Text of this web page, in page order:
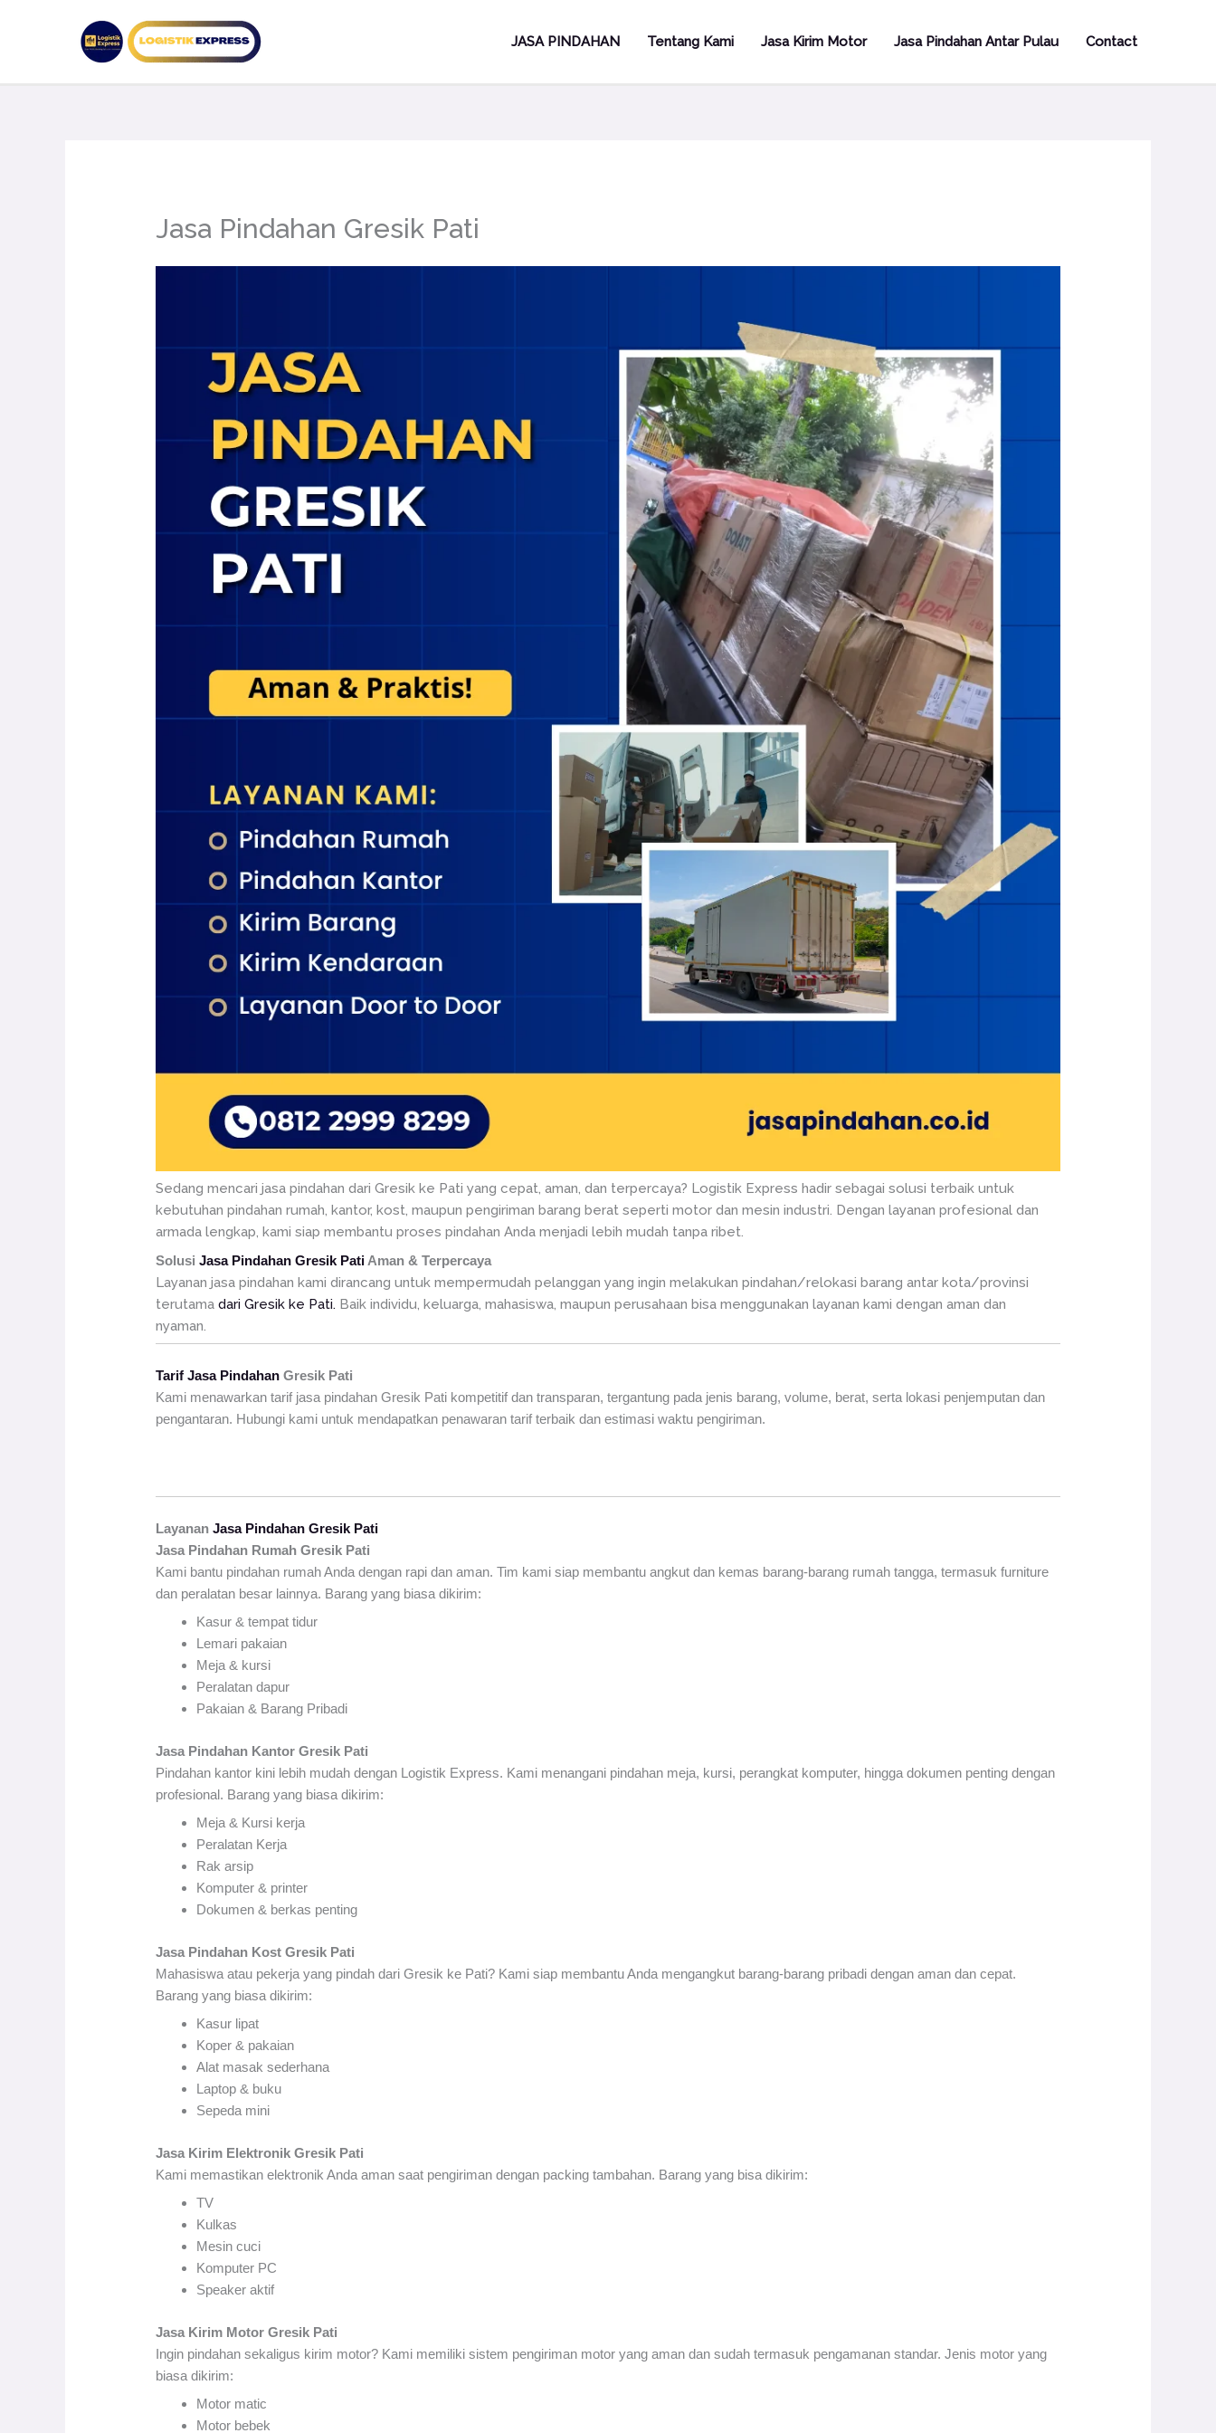
JASA PINDAHAN Tentang Kami Jasa Kirim Motor Jasa Pindahan Antar Pulau Contact
Jasa Pindahan Gresik Pati
Sedang mencari jasa pindahan dari Gresik ke Pati yang cepat, aman, dan terpercaya? Logistik Express hadir sebagai solusi terbaik untuk
kebutuhan pindahan rumah, kantor, kost, maupun pengiriman barang berat seperti motor dan mesin industri. Dengan layanan profesional dan
armada lengkap, kami siap membantu proses pindahan Anda menjadi lebih mudah tanpa ribet.
SolusiJasa Pindahan Gresik Pati Aman & Terpercaya
Layanan jasa pindahan kami dirancang untuk mempermudah pelanggan yang ingin melakukan pindahan/relokasi barang antar kota/provinsi
terutamadari Gresik ke Pati. Baik individu, keluarga, mahasiswa, maupun perusahaan bisa menggunakan layanan kami dengan aman dan
nyaman.
Tarif Jasa Pindahan Gresik Pati
Kami menawarkan tarif jasa pindahan Gresik Pati kompetitif dan transparan, tergantung pada jenis barang, volume, berat, serta lokasi penjemputan dan
pengantaran. Hubungi kami untuk mendapatkan penawaran tarif terbaik dan estimasi waktu pengiriman.
LayananJasa Pindahan Gresik Pati
Jasa Pindahan Rumah Gresik Pati
Kami bantu pindahan rumah Anda dengan rapi dan aman. Tim kami siap membantu angkut dan kemas barang-barang rumah tangga, termasuk furniture
dan peralatan besar lainnya. Barang yang biasa dikirim:
Kasur & tempat tidur
Lemari pakaian
Meja & kursi
Peralatan dapur
Pakaian & Barang Pribadi
Jasa Pindahan Kantor Gresik Pati
Pindahan kantor kini lebih mudah dengan Logistik Express. Kami menangani pindahan meja, kursi, perangkat komputer, hingga dokumen penting dengan
profesional. Barang yang biasa dikirim:
Meja & Kursi kerja
Peralatan Kerja
Rak arsip
Komputer & printer
Dokumen & berkas penting
Jasa Pindahan Kost Gresik Pati
Mahasiswa atau pekerja yang pindah dari Gresik ke Pati? Kami siap membantu Anda mengangkut barang-barang pribadi dengan aman dan cepat.
Barang yang biasa dikirim:
Kasur lipat
Koper & pakaian
Alat masak sederhana
Laptop & buku
Sepeda mini
Jasa Kirim Elektronik Gresik Pati
Kami memastikan elektronik Anda aman saat pengiriman dengan packing tambahan. Barang yang bisa dikirim:
TV
Kulkas
Mesin cuci
Komputer PC
Speaker aktif
Jasa Kirim Motor Gresik Pati
Ingin pindahan sekaligus kirim motor? Kami memiliki sistem pengiriman motor yang aman dan sudah termasuk pengamanan standar. Jenis motor yang
biasa dikirim:
Motor matic
Motor bebek